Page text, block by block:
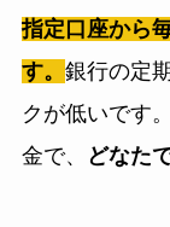
指定口座から
す。 銀行の定
クが低いです
金で、
どなた